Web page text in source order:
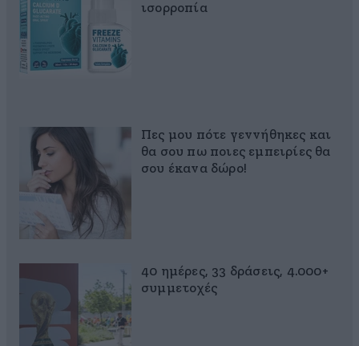
ισορροπία
Πες μου πότε γεννήθηκες και
θα σου πω ποιες εμπειρίες θα
σου έκανα δώρο!
40 ημέρες, 33 δράσεις, 4.000+
συμμετοχές